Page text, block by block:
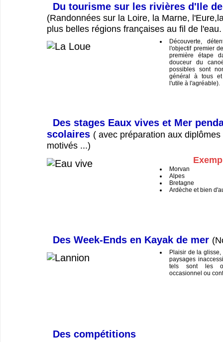
Du tourisme sur les rivières d'Ile
(Randonnées sur la Loire, la Marne,
plus belles régions françaises au fil de l'eau.
Découverte,
l'objectif premier
première étape
douceur du
possibles sont
général à tous
l'utile à l'agréable).
Des stages Eaux vives et Mer
scolaires ( avec préparation aux
motivés ...)
Morvan
Alpes
Bretagne
Ardèche et bien
Des Week-Ends en Kayak de mer
Plaisir de la
paysages
tels sont les
occasionnel ou
Des compétitions